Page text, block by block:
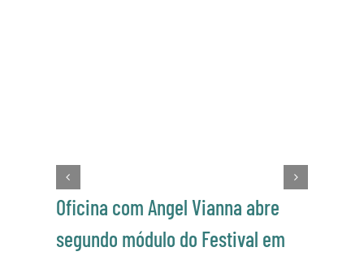
Oficina com Angel Vianna abre
segundo módulo do Festival em